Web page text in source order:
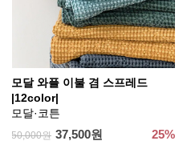
모달 와플 이불 겸 스프레드
|12color|
모달·코튼
50,000원 37,500원 25%